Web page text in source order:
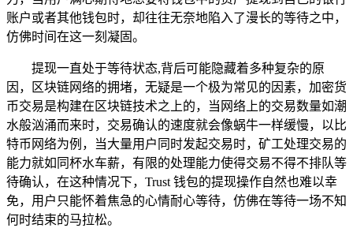
账户或者其他钱包时，却往往无奈地陷入了漫长的等待之中，
仿佛时间在这一刻凝固。
提现一直处于等待状态,背后可能隐藏着多种复杂的原
因，区块链网络的拥堵，无疑是一个极为常见的因素，加密货
币交易是构建在区块链技术之上的，当网络上的交易数量如潮
水般汹涌而来时，交易确认的速度就会像蜗牛一样缓慢，以比
特币网络为例，当大量用户同时发起交易时，矿工处理交易的
能力就如同杯水车薪，有限的处理能力使得交易不得不排队等
待确认，在这种情况下，Trust 钱包的提现操作自然也难以幸
免，用户只能怀着焦急的心情耐心等待，仿佛在等待一场不知
何时结束的马拉松。